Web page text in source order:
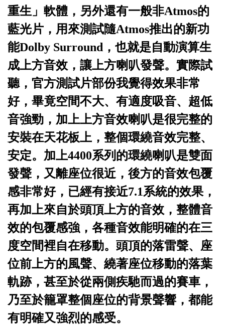
重生」軟體，另外還有一般非Atmos的
藍光片，用來測試隨Atmos推出的新功
能Dolby Surround ，也就是自動演算生
成上方音效，讓上方喇叭發聲。實際試
聽，官方測試片部份我覺得效果非常
好，畢竟空間不大、有適度吸音、超低
音強勁，加上上方音效喇叭是很完整的
安裝在天花板上，整個環繞音效完整、
安定。加上4400系列的環繞喇叭是雙面
發聲，又離座位很近，後方的音效包覆
感非常好，已經有接近7.1系統的效果，
再加上來自於頭頂上方的音效，整體音
效的包覆感強，各種音效能明確的在三
度空間裡自在移動。頭頂的落雷聲、座
位前上方的風聲、繞著座位移動的落葉
軌跡，甚至於從兩側疾馳而過的賽車，
乃至於籠罩整個座位的背景聲響，都能
有明確又強烈的感受。